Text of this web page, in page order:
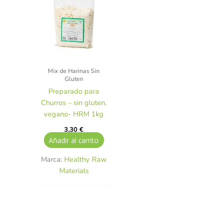
Mix de Harinas Sin
Gluten
Preparado para
Churros – sin gluten,
vegano- HRM 1kg
3,30€
Añadir al carrito
Marca: Healthy Raw
Materials